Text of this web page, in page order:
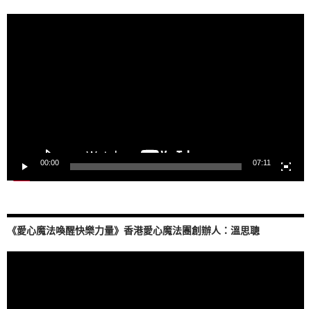
00:00 07:11
《愛心魔法喚醒快樂力量》香港愛心魔法團創辦人：溫思聰